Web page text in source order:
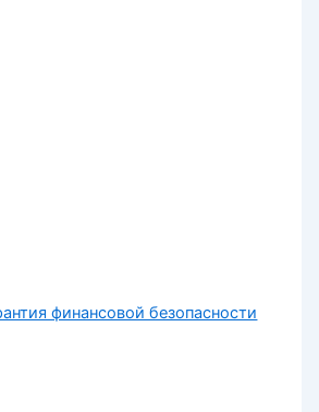
финансовой безопасности